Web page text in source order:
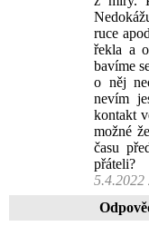
ruce
řekla a
bavíme
o něj
nevím
kontakt
možné
času
přáteli?
5.4.2022